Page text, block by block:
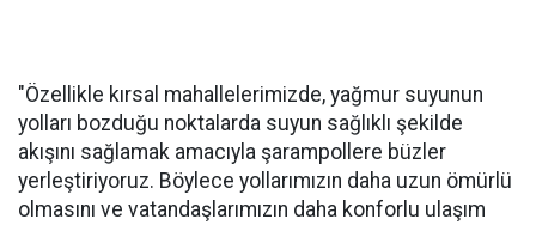
"Özellikle kırsal mahallelerimizde, yağmur suyunun
yolları bozduğu noktalarda suyun sağlıklı şekilde
akışını sağlamak amacıyla şarampollere büzler
yerleştiriyoruz. Böylece yollarımızın daha uzun ömürlü
olmasını ve vatandaşlarımızın daha konforlu ulaşım